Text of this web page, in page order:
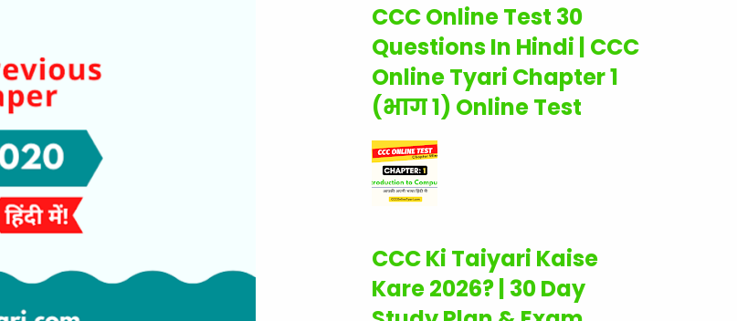
CCC Online Test 30
Questions In Hindi | CCC
Online Tyari Chapter 1
(भाग 1) Online Test
CCC Ki Taiyari Kaise
Kare 2026? | 30 Day